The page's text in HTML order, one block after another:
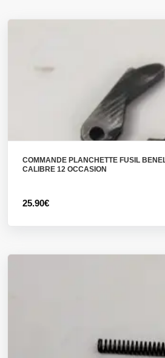
COMMANDE PLANCHETTE FUSIL
CALIBRE 12 OCCASION
25.90€